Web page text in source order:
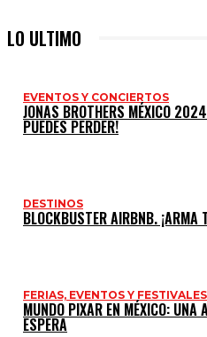
LO ULTIMO
EVENTOS Y CONCIERTOS
JONAS BROTHERS MÉXICO
PUEDES PERDER!
DESTINOS
BLOCKBUSTER AIRBNB. ¡ARMA
FERIAS, EVENTOS Y FESTIVALES
MUNDO PIXAR EN MÉXICO: UNA
ESPERA